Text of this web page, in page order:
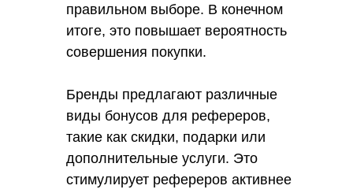
правильном выборе. В конечном
итоге, это повышает вероятность
совершения покупки.
Бренды предлагают различные
виды бонусов для рефереров,
такие как скидки, подарки или
дополнительные услуги. Это
стимулирует рефереров активнее